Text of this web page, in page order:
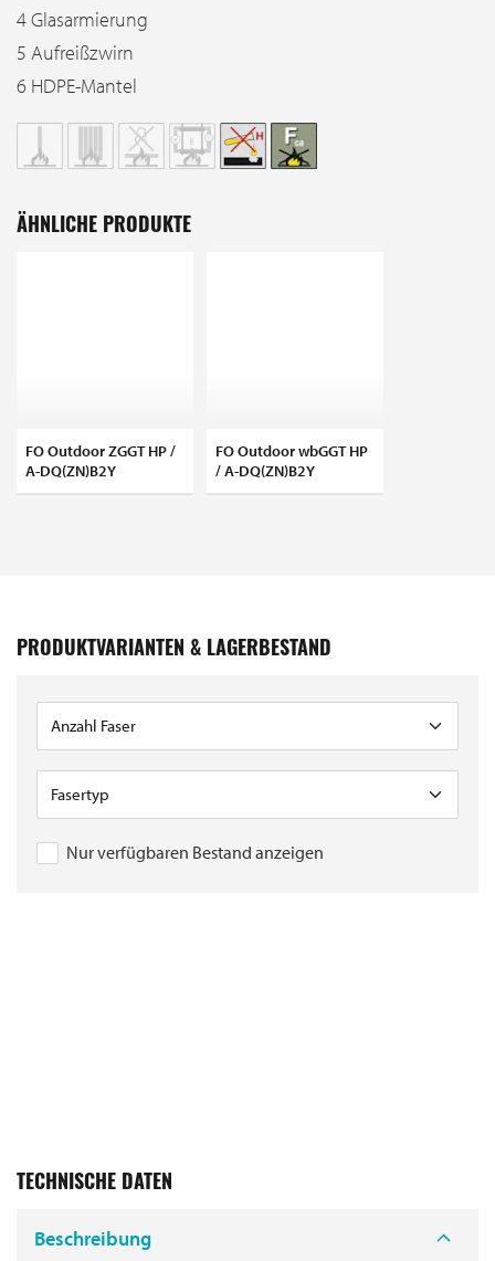
4 Glasarmierung
5 Aufreißzwirn
6 HDPE-Mantel
ÄHNLICHE PRODUKTE
FO Outdoor ZGGT HP /
A-DQ(ZN)B2Y
FO Outdoor wbGGT HP
/ A-DQ(ZN)B2Y
PRODUKTVARIANTEN & LAGERBESTAND
Nur verfügbaren Bestand anzeigen
TECHNISCHE DATEN
Beschreibung